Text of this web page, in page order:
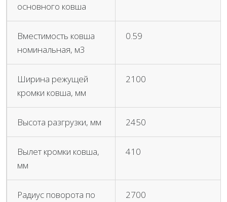
основного ковша
Вместимость ковша
номинальная, м3
0.59
Ширина режущей
кромки ковша, мм
2100
Высота разгрузки, мм 2450
Вылет кромки ковша,
мм
410
Радиус поворота по
2700